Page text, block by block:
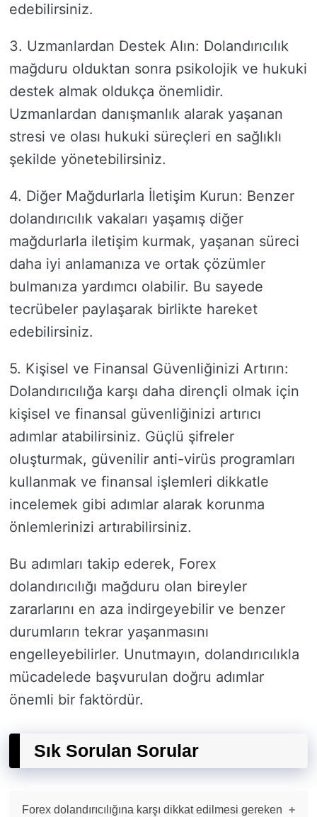
edebilirsiniz.
3. Uzmanlardan Destek Alın: Dolandırıcılık
mağduru olduktan sonra psikolojik ve hukuki
destek almak oldukça önemlidir.
Uzmanlardan danışmanlık alarak yaşanan
stresi ve olası hukuki süreçleri en sağlıklı
şekilde yönetebilirsiniz.
4. Diğer Mağdurlarla İletişim Kurun: Benzer
dolandırıcılık vakaları yaşamış diğer
mağdurlarla iletişim kurmak, yaşanan süreci
daha iyi anlamanıza ve ortak çözümler
bulmanıza yardımcı olabilir. Bu sayede
tecrübeler paylaşarak birlikte hareket
edebilirsiniz.
5. Kişisel ve Finansal Güvenliğinizi Artırın:
Dolandırıcılığa karşı daha dirençli olmak için
kişisel ve finansal güvenliğinizi artırıcı
adımlar atabilirsiniz. Güçlü şifreler
oluşturmak, güvenilir anti-virüs programları
kullanmak ve finansal işlemleri dikkatle
incelemek gibi adımlar alarak korunma
önlemlerinizi artırabilirsiniz.
Bu adımları takip ederek, Forex
dolandırıcılığı mağduru olan bireyler
zararlarını en aza indirgeyebilir ve benzer
durumların tekrar yaşanmasını
engelleyebilirler. Unutmayın, dolandırıcılıkla
mücadelede başvurulan doğru adımlar
önemli bir faktördür.
Sık Sorulan Sorular
Forex dolandırıcılığına karşı dikkat edilmesi gereken